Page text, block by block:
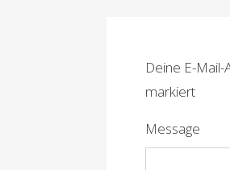
Deine E-
markiert
Message